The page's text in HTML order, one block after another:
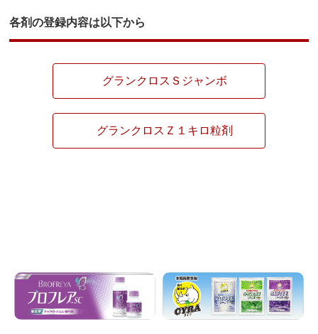
各剤の登録内容は以下から
グランクロスＳジャンボ
グランクロスＺ１キロ粒剤